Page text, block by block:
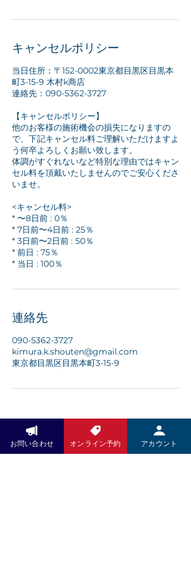
キャンセルポリシー
当日住所：〒152-0002東京都目黒区目黒本
町3-15-9 木村k商店
連絡先：090-5362-3727
【キャンセルポリシー】
他のお客様の施術機会の損失になりますの
で、下記キャンセル料ご理解いただけますよ
う何卒よろしくお願い致します。
体調がすぐれないなど特別な理由ではキャン
セル料を頂戴いたしませんのでご安心くださ
いませ。
<キャンセル料>
* 〜8日前 : 0％
* 7日前〜4日前 : 25％
* 3日前〜2日前 : 50％
* 前日 : 75％
* 当日 : 100％
連絡先
090-5362-3727
kimura.k.shouten@gmail.com
東京都目黒区目黒本町3-15-9
お問い合わせ オンライン予約 アカウント